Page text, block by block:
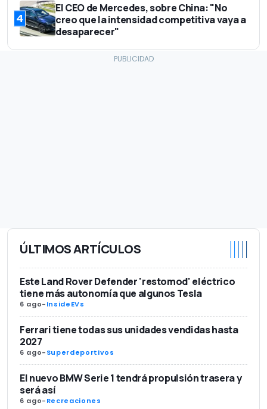
4
El CEO de Mercedes, sobre China: "No
creo que la intensidad competitiva vaya a
desaparecer"
ÚLTIMOS ARTÍCULOS
Este Land Rover Defender 'restomod' eléctrico
tiene más autonomía que algunos Tesla
6 ago-InsideEVs
Ferrari tiene todas sus unidades vendidas hasta
2027
6 ago-Superdeportivos
El nuevo BMW Serie 1 tendrá propulsión trasera y
será así
6 ago-Recreaciones